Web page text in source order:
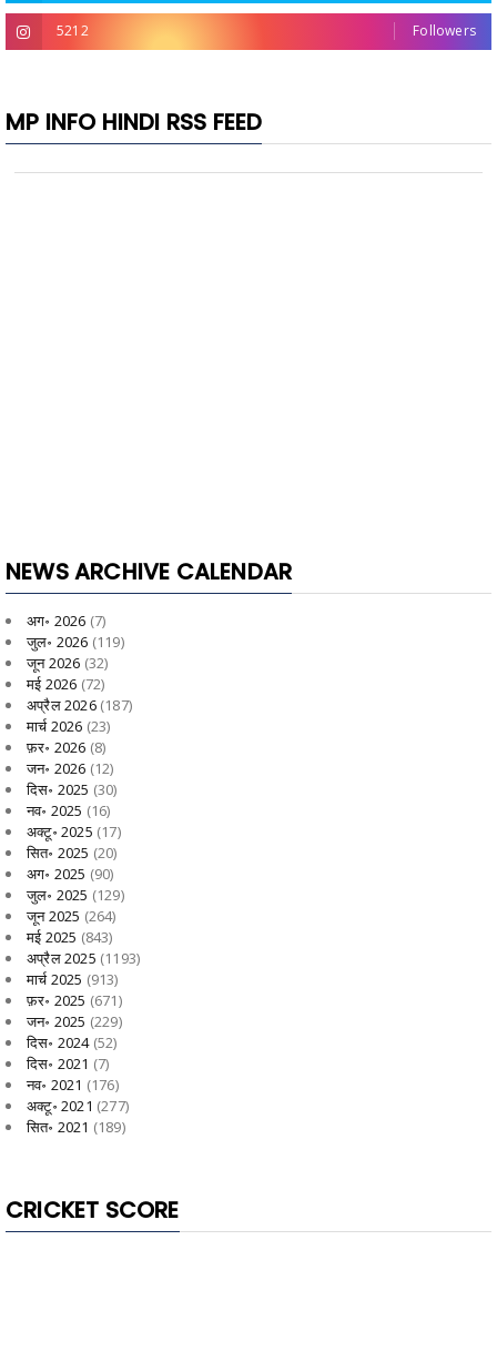
5212 Followers
MP INFO HINDI RSS FEED
NEWS ARCHIVE CALENDAR
अग॰ 2026 (7)
जुल॰ 2026 (119)
जून 2026 (32)
मई 2026 (72)
अप्रैल 2026(187)
मार्च 2026 (23)
फ़र॰ 2026 (8)
जन॰ 2026 (12)
दिस॰ 2025 (30)
नव॰ 2025 (16)
अक्टू॰ 2025 (17)
सित॰ 2025 (20)
अग॰ 2025 (90)
जुल॰ 2025 (129)
जून 2025 (264)
मई 2025 (843)
अप्रैल 2025 (1193)
मार्च 2025 (913)
फ़र॰ 2025 (671)
जन॰ 2025 (229)
दिस॰ 2024(52)
दिस॰ 2021 (7)
नव॰ 2021 (176)
अक्टू॰ 2021 (277)
सित॰ 2021 (189)
CRICKET SCORE